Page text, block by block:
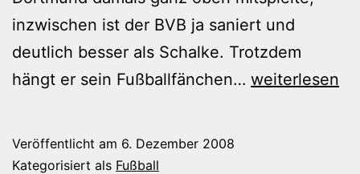
inzwischen ist der BVB ja saniert und
deutlich besser als Schalke. Trotzdem
hängt er sein Fußballfänchen… Gazprom-
weiterlesen
Veröffentlicht am 6. Dezember 2008
Kategorisiert als Fußball